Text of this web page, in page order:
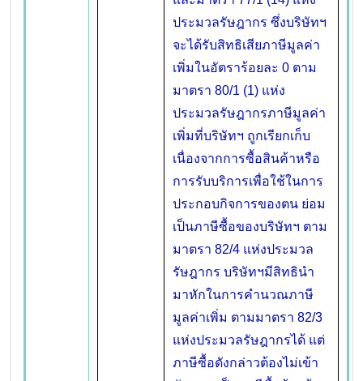
ประมวลรัษฎากร ซึ่งบริษัทฯ
จะได้รับสิทธิเสียภาษีมูลค่า
เพิ่มในอัตราร้อยละ 0 ตาม
มาตรา 80/1 (1) แห่ง
ประมวลรัษฎากรภาษีมูลค่า
เพิ่มที่บริษัทฯ ถูกเรียกเก็บ
เนื่องจากการซื้อสินค้าหรือ
การรับบริการเพื่อใช้ในการ
ประกอบกิจการของตน ย่อม
เป็นภาษีซื้อของบริษัทฯ ตาม
มาตรา 82/4 แห่งประมวล
รัษฎากร บริษัทฯมีสิทธินำ
มาหักในการคำนวณภาษี
มูลค่าเพิ่ม ตามมาตรา 82/3
แห่งประมวลรัษฎากรได้ แต่
ภาษีซื้อดังกล่าวต้องไม่เข้า